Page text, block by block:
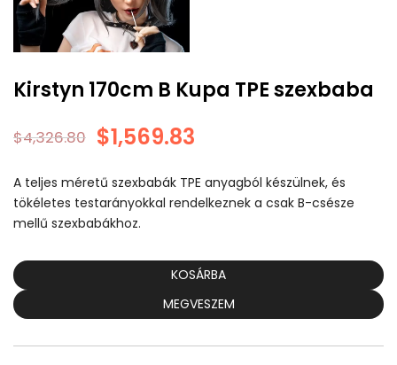
Kirstyn 170cm B Kupa TPE szexbaba
$4,326.80 $1,569.83
A teljes méretű szexbabák TPE anyagból készülnek, és
tökéletes testarányokkal rendelkeznek a csak B-csésze
mellű szexbabákhoz.
KOSÁRBA
MEGVESZEM